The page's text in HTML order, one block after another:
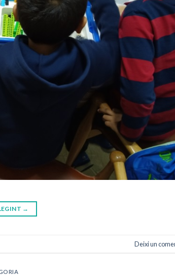
→
Deixi un